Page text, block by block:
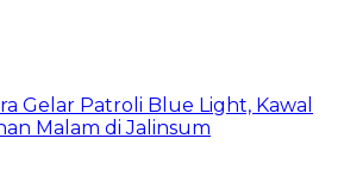
Gelar Patroli Blue Light, Kawal
Malam di Jalinsum